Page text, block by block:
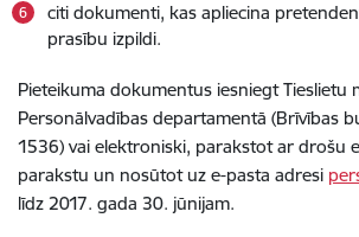
citi dokumenti, kas apliecina
prasību izpildi.
Pieteikuma dokumentus iesniegt Tieslietu
Personālvadības departamentā (Brīvības
1536) vai elektroniski, parakstot ar drošu
parakstu un nosūtot uz e-pasta adresi
līdz 2017. gada 30. jūnijam.